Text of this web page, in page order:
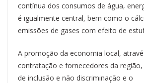
contínua dos consumos de água,
é igualmente central, bem como o
emissões de gases com efeito de
A promoção da economia local,
contratação e fornecedores da região,
de inclusão e não discriminação e o